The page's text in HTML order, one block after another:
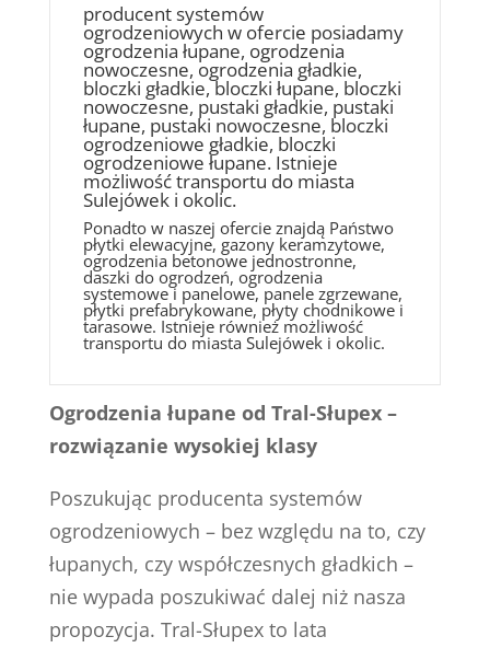
producent systemów
ogrodzeniowych w ofercie posiadamy
ogrodzenia łupane, ogrodzenia
nowoczesne, ogrodzenia gładkie,
bloczki gładkie, bloczki łupane, bloczki
nowoczesne, pustaki gładkie, pustaki
łupane, pustaki nowoczesne, bloczki
ogrodzeniowe gładkie, bloczki
ogrodzeniowe łupane. Istnieje
możliwość transportu do miasta
Sulejówek i okolic.
Ponadto w naszej ofercie znajdą Państwo
płytki elewacyjne, gazony keramzytowe,
ogrodzenia betonowe jednostronne,
daszki do ogrodzeń, ogrodzenia
systemowe i panelowe, panele zgrzewane,
płytki prefabrykowane, płyty chodnikowe i
tarasowe. Istnieje również możliwość
transportu do miasta Sulejówek i okolic.
Ogrodzenia łupane od Tral-Słupex –
rozwiązanie wysokiej klasy
Poszukując producenta systemów
ogrodzeniowych – bez względu na to, czy
łupanych, czy współczesnych gładkich –
nie wypada poszukiwać dalej niż nasza
propozycja. Tral-Słupex to lata